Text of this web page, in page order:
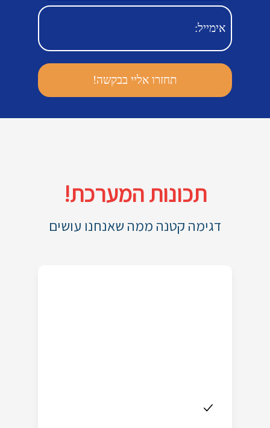
תכונות המערכת!
דגימה קטנה ממה שאנחנו עושים